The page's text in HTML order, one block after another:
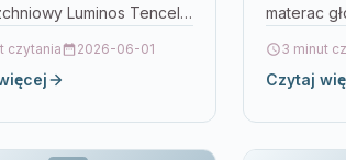
Luminos Tencel
Luminos Tencel
to praktyczny
czytania 2026-06-01
materac
poprawić
świetnym…
3 minut
Czytaj